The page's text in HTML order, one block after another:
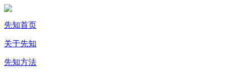
先知首页
关于先知
先知方法